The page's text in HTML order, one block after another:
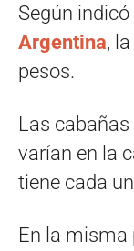
Según indicó
Argentina,
pesos.
Las
varían en la
tiene cada
En la misma